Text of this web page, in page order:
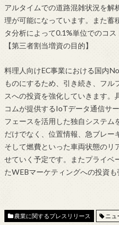
アルタイムでの道路混雑状況を解
理が可能になっています。また蓄
タ分析によって0.1%単位でのコス
【第三者割当増資の目的】
料理人向けEC事業における国内
ものにするため、引き続き、フル
スへの投資を強化していきます。
コムが提供するIoTデータ通信サ
フェースを活用した独自システム
だけでなく、位置情報、急ブレー
そして燃費といった車両状態のリ
せていく予定です。またプライベ
たWEBマーケティングへの投資も
農業に関するプレスリリース ニュ